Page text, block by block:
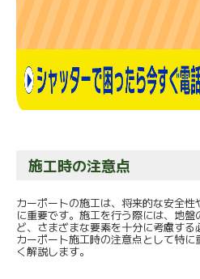
施工時の注意点
カーポートの施工は、将来的な安全
に重要です。施工を行う際には、地
ど、さまざまな要素を十分に考慮する
カーポート施工時の注意点として特
く解説します。